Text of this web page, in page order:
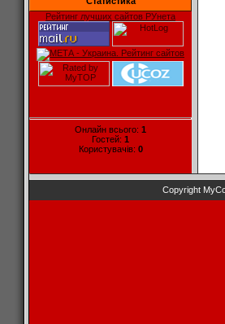
Рейтинг лучших сайтов РУнета
Онлайн всього: 1
Гостей: 1
Користувачів: 0
Copyright